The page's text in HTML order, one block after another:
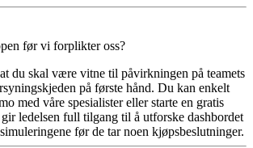
før vi forplikter oss?
du skal være vitne til påvirkningen på teamets
på første hånd. Du kan enkelt
med våre spesialister eller starte en gratis
ledelsen full tilgang til å utforske dashbordet
før de tar noen kjøpsbeslutninger.